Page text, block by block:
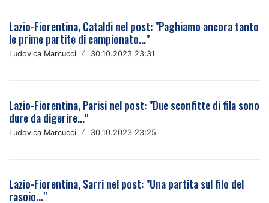
Lazio-Fiorentina, Cataldi nel post: "Paghiamo ancora tanto
le prime partite di campionato..."
Ludovica Marcucci / 30.10.2023 23:31
Lazio-Fiorentina, Parisi nel post: "Due sconfitte di fila sono
dure da digerire..."
Ludovica Marcucci / 30.10.2023 23:25
Lazio-Fiorentina, Sarri nel post: "Una partita sul filo del
rasoio..."